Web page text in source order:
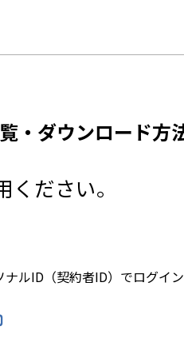
・ダウンロード方
ださい。
ルID（契約者ID）でログイ